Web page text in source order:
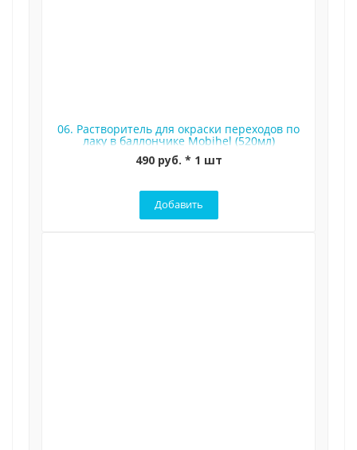
06. Растворитель для окраски переходов по
лаку в баллончике Mobihel (520мл)
490 руб. * 1 шт
Добавить